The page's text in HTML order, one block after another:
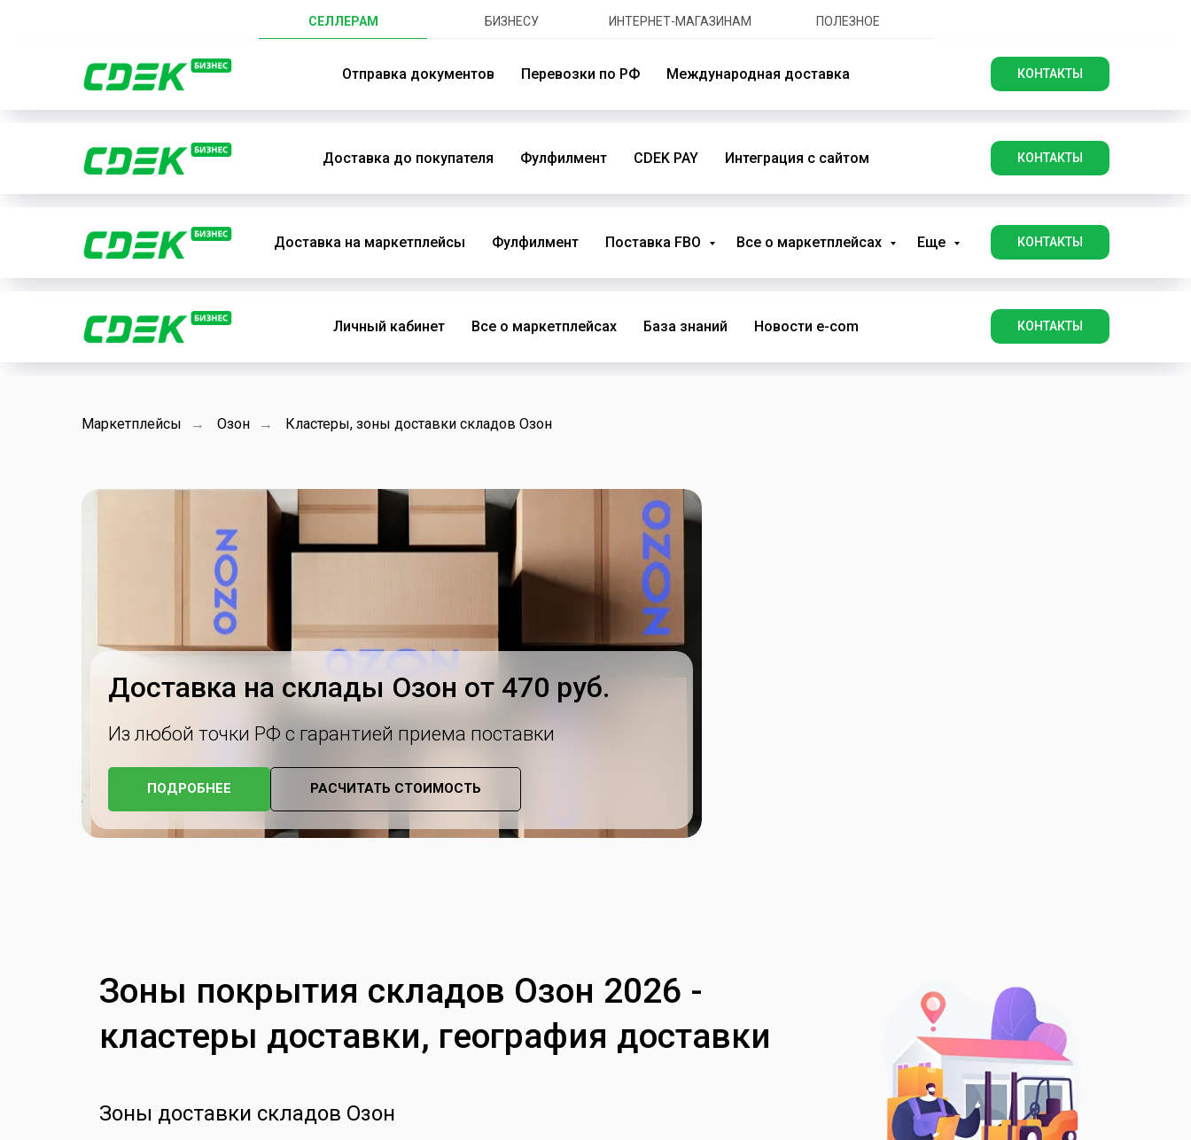
СЕЛЛЕРАМ БИЗНЕСУ ИНТЕРНЕТ-МАГАЗИНАМ ПОЛЕЗНОЕ
Отправка документов Перевозки по РФ Международная доставка КОНТАКТЫ
Доставка до покупателя Фулфилмент CDEK PAY Интеграция с сайтом КОНТАКТЫ
Доставка на маркетплейсы Фулфилмент Поставка FBO Все о маркетплейсах Еще КОНТАКТЫ
Личный кабинет Все о маркетплейсах База знаний Новости e-com КОНТАКТЫ
Маркетплейсы → Озон → Кластеры, зоны доставки складов Озон
Доставка на склады Озон от 470 руб.
Из любой точки РФ с гарантией приема поставки
ПОДРОБНЕЕ РАСЧИТАТЬ СТОИМОСТЬ
Зоны покрытия складов Озон 2026 -
кластеры доставки, география доставки
Зоны доставки складов Озон